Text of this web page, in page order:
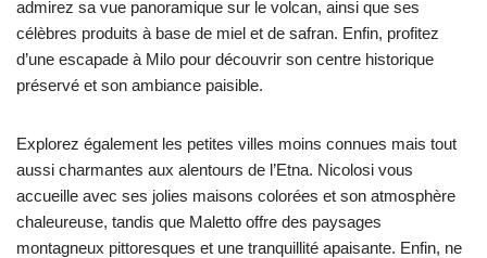
admirez sa vue panoramique sur le volcan, ainsi que ses
célèbres produits à base de miel et de safran. Enfin, profitez
d’une escapade à Milo pour découvrir son centre historique
préservé et son ambiance paisible.
Explorez également les petites villes moins connues mais tout
aussi charmantes aux alentours de l’Etna. Nicolosi vous
accueille avec ses jolies maisons colorées et son atmosphère
chaleureuse, tandis que Maletto offre des paysages
montagneux pittoresques et une tranquillité apaisante. Enfin, ne